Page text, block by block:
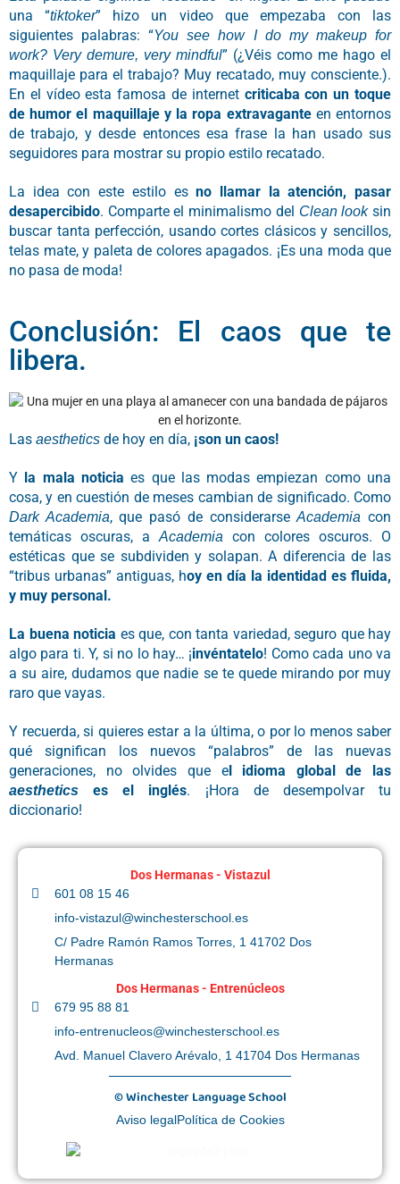
una “tiktoker” hizo un video que empezaba con las
siguientes palabras: “You see how I do my makeup for
work? Very demure, very mindful” (¿Véis como me hago el
maquillaje para el trabajo? Muy recatado, muy consciente.).
En el vídeo esta famosa de internet criticaba con un toque
de humor el maquillaje y la ropa extravaganteen entornos
de trabajo, y desde entonces esa frase la han usado sus
seguidores para mostrar su propio estilo recatado.
La idea con este estilo esno llamar la atención, pasar
desapercibido. Comparte el minimalismo del Clean looksin
buscar tanta perfección, usando cortes clásicos y sencillos,
telas mate, y paleta de colores apagados. ¡Es una moda que
no pasa de moda!
Conclusión: El caos que te
libera.
Las aesthetics de hoy en día, ¡son un caos!
Y la mala noticia es que las modas empiezan como una
cosa, y en cuestión de meses cambian de significado. Como
Dark Academia, que pasó de considerarseAcademia con
temáticas oscuras, aAcademia
con colores oscuros. O
estéticas que se subdividen y solapan. A diferencia de las
“tribus urbanas” antiguas, hoy en día la identidad es fluida,
y muy personal.
La buena noticia es que, con tanta variedad, seguro que hay
algo para ti. Y, si no lo hay… ¡invéntatelo! Como cada uno va
a su aire, dudamos que nadie se te quede mirando por muy
raro que vayas.
Y recuerda, si quieres estar a la última, o por lo menos saber
qué significan los nuevos “palabros” de las nuevas
generaciones, no olvides que el idioma global de las
aesthetics es el inglés. ¡Hora de desempolvar tu
diccionario!
Dos Hermanas - Vistazul
601 08 15 46
info-vistazul@winchesterschool.es
C/ Padre Ramón Ramos Torres, 1 41702 Dos
Hermanas
Dos Hermanas - Entrenúcleos
679 95 88 81
info-entrenucleos@winchesterschool.es
Avd. Manuel Clavero Arévalo, 1 41704 Dos Hermanas
© Winchester Language School
Aviso legalPolítica de Cookies